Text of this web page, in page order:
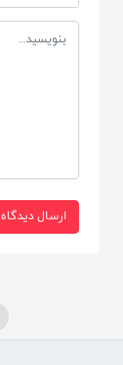
نیاز به باتری
ارسال دیدگاه